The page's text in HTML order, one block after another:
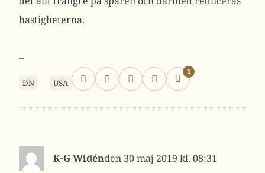
hastigheterna.
–
DN USA
1
K-G Widén 30 maj 2019 kl. 08:31